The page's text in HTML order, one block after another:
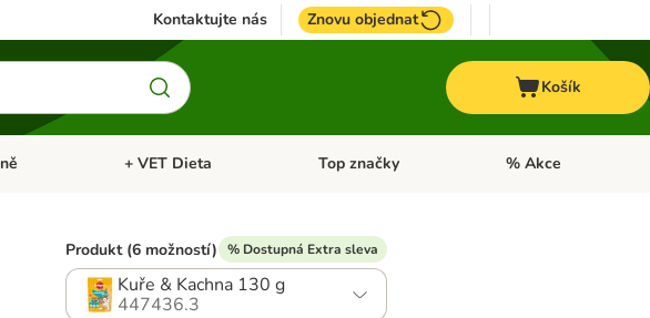
Kontaktujte nás Znovu objednat
Košík
menu: AkvaristikaOtevřít menu: Koně
+ VET Dieta Otevřít menu: + VET Dieta
Top značky Otevřít menu: Top
% Akce
Produkt (6 možností) % Dostupná Extra sleva
Kuře & Kachna 130 g
447436.3